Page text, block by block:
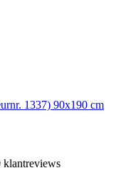
1337) 90x190 cm
klantreviews